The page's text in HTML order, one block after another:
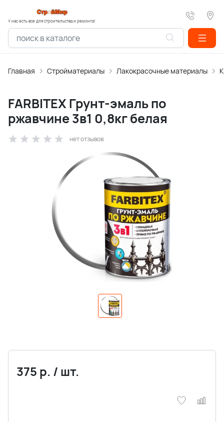
У нас есть все для строительства и ремонта!
Главная Стройматериалы Лакокрасочные материалы
FARBITEX Грунт-эмаль по
ржавчине 3в1 0,8кг белая
нет отзывов
375 р. / шт.